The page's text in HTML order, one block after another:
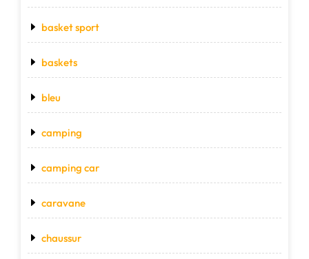
basket sport
baskets
bleu
camping
camping car
caravane
chaussur